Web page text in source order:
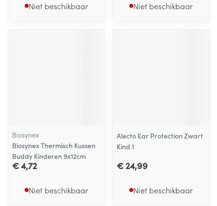
Niet beschikbaar Niet beschikbaar
Biosynex
Biosynex Thermisch Kussen
Buddy Kinderen 9x12cm
€ 4,72
Niet beschikbaar
Alecto Ear Protection Zwart
Kind 1
€ 24,99
Niet beschikbaar